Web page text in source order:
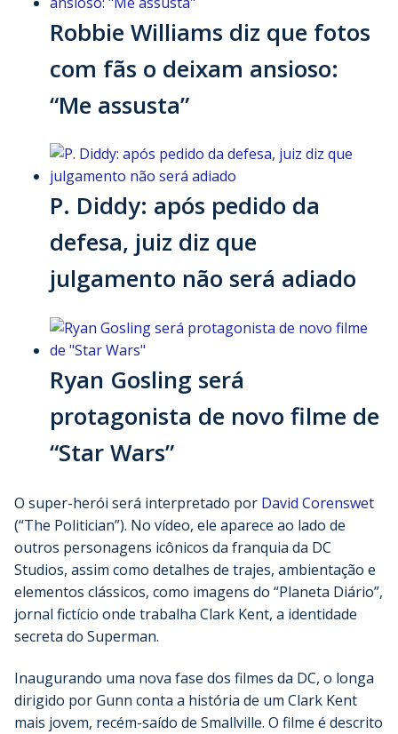
Robbie Williams diz que fotos
com fãs o deixam ansioso:
“Me assusta”
P. Diddy: após pedido da
defesa, juiz diz que
julgamento não será adiado
Ryan Gosling será
protagonista de novo filme de
“Star Wars”
O super-herói será interpretado por David Corenswet
(“The Politician”). No vídeo, ele aparece ao lado de
outros personagens icônicos da franquia da DC
Studios, assim como detalhes de trajes, ambientação e
elementos clássicos, como imagens do “Planeta Diário”,
jornal fictício onde trabalha Clark Kent, a identidade
secreta do Superman.
Inaugurando uma nova fase dos filmes da DC, o longa
dirigido por Gunn conta a história de um Clark Kent
mais jovem, recém-saído de Smallville. O filme é descrito